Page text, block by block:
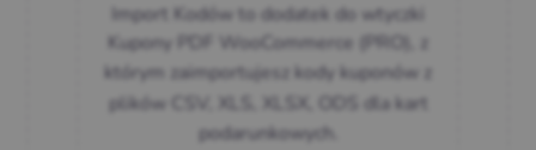
Import Kodów to dodatek do wtyczki
Kupony PDF WooCommerce (PRO), z
którym zaimportujesz kody kuponów z
plików CSV, XLS, XLSX, ODS
dla kart
podarunkowych.